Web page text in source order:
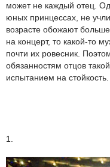
может не каждый отец.
юных принцессах, не
возрасте обожают
на концерт, то какой-то
почти их ровесник.
обязанностям отцов
испытанием на стойкость.
1.